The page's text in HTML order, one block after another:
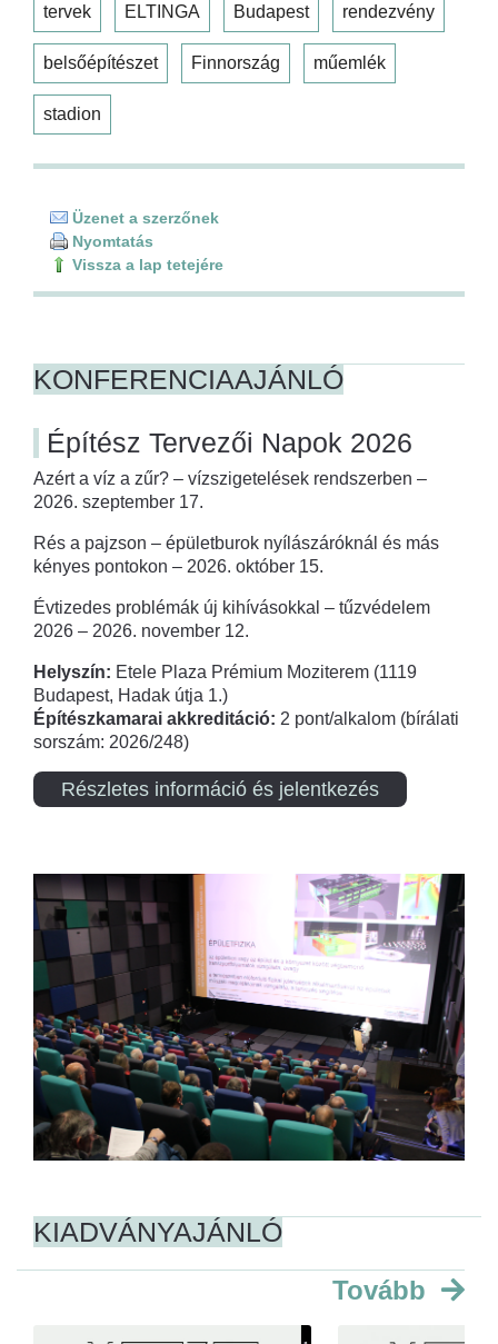
tervek ELTINGA Budapest rendezvény
belsőépítészet Finnország műemlék
stadion
Üzenet a szerzőnek
Nyomtatás
Vissza a lap tetejére
KONFERENCIAAJÁNLÓ
Építész Tervezői Napok 2026
Azért a víz a zűr? – vízszigetelések rendszerben –
2026. szeptember 17.
Rés a pajzson – épületburok nyílászáróknál és más
kényes pontokon – 2026. október 15.
Évtizedes problémák új kihívásokkal – tűzvédelem
2026 – 2026. november 12.
Helyszín: Etele Plaza Prémium Moziterem (1119
Budapest, Hadak útja 1.)
Építészkamarai akkreditáció: 2 pont/alkalom (bírálati
sorszám: 2026/248)
Részletes információ és jelentkezés
KIADVÁNYAJÁNLÓ
Tovább